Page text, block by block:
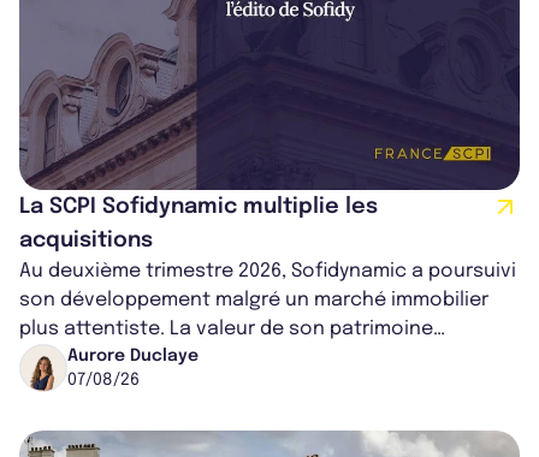
La SCPI Sofidynamic multiplie les
acquisitions
Au deuxième trimestre 2026, Sofidynamic a poursuivi
son développement malgré un marché immobilier
plus attentiste. La valeur de son patrimoine
progresse de 3,8% à périmètre constan...
Aurore Duclaye
07/08/26